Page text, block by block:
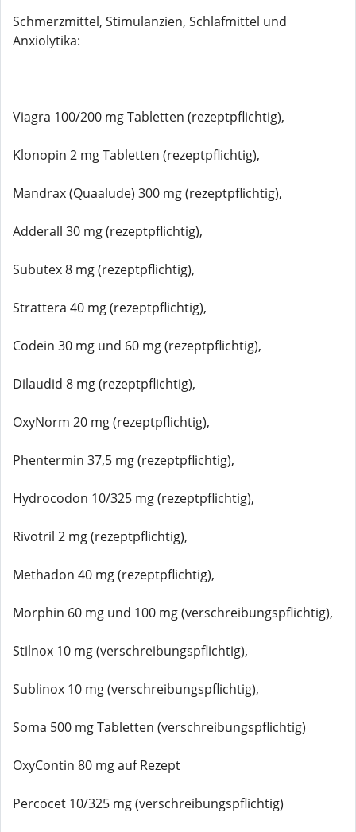
Schmerzmittel, Stimulanzien, Schlafmittel und
Anxiolytika:
Viagra 100/200 mg Tabletten (rezeptpflichtig),
Klonopin 2 mg Tabletten (rezeptpflichtig),
Mandrax (Quaalude) 300 mg (rezeptpflichtig),
Adderall 30 mg (rezeptpflichtig),
Subutex 8 mg (rezeptpflichtig),
Strattera 40 mg (rezeptpflichtig),
Codein 30 mg und 60 mg (rezeptpflichtig),
Dilaudid 8 mg (rezeptpflichtig),
OxyNorm 20 mg (rezeptpflichtig),
Phentermin 37,5 mg (rezeptpflichtig),
Hydrocodon 10/325 mg (rezeptpflichtig),
Rivotril 2 mg (rezeptpflichtig),
Methadon 40 mg (rezeptpflichtig),
Morphin 60 mg und 100 mg (verschreibungspflichtig),
Stilnox 10 mg (verschreibungspflichtig),
Sublinox 10 mg (verschreibungspflichtig),
Soma 500 mg Tabletten (verschreibungspflichtig)
OxyContin 80 mg auf Rezept
Percocet 10/325 mg (verschreibungspflichtig)